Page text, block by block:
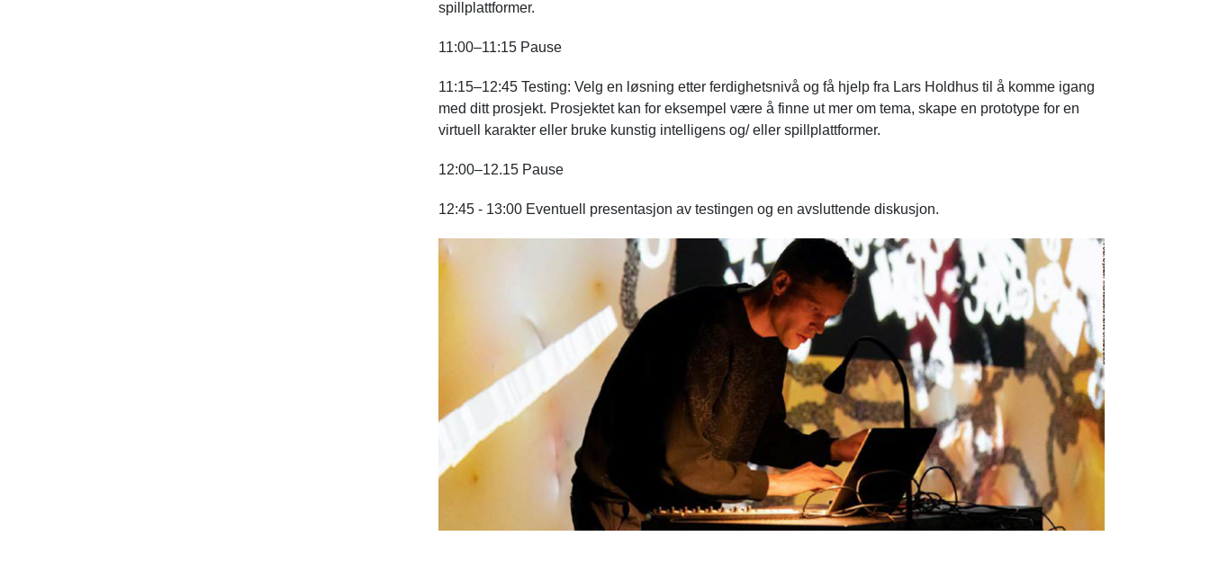
spillplattformer.
11:00–11:15 Pause
11:15–12:45 Testing: Velg en løsning etter ferdighetsnivå og få hjelp fra Lars Holdhus til å komme igang
med ditt prosjekt. Prosjektet kan for eksempel være å finne ut mer om tema, skape en prototype for en
virtuell karakter eller bruke kunstig intelligens og/ eller spillplattformer.
12:00–12.15 Pause
12:45 - 13:00 Eventuell presentasjon av testingen og en avsluttende diskusjon.